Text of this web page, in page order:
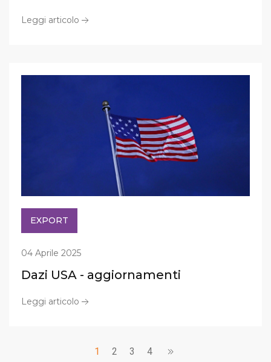
Leggi articolo
EXPORT
04 Aprile 2025
Dazi USA - aggiornamenti
Leggi articolo
1 2 3 4